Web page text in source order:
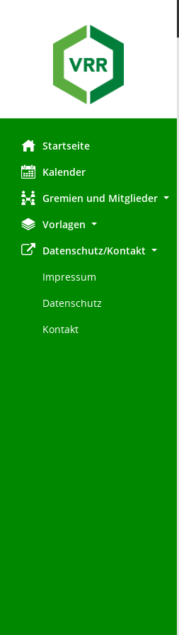
Startseite
Kalender
Gremien und Mitglieder
Vorlagen
Datenschutz/Kontakt
Impressum
Datenschutz
Kontakt